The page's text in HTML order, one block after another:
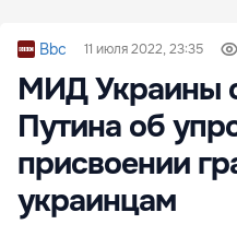
Bbc 11 июля 2022, 23:35
МИД Украины
Путина об
присвоении
украинцам